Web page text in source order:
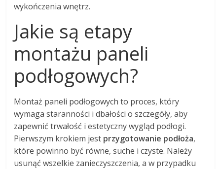
wykończenia wnętrz.
Jakie są etapy
montażu paneli
podłogowych?
Montaż paneli podłogowych to proces, który
wymaga staranności i dbałości o szczegóły, aby
zapewnić trwałość i estetyczny wygląd podłogi.
Pierwszym krokiem jest przygotowanie podłoża,
które powinno być równe, suche i czyste. Należy
usunąć wszelkie zanieczyszczenia, a w przypadku